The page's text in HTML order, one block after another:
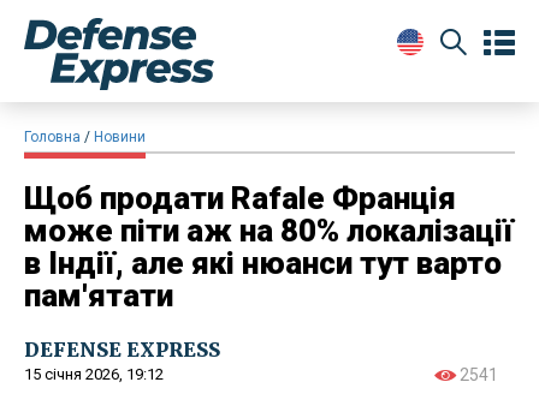
Головна Новини
Щоб продати Rafale Франція
може піти аж на 80% локалізації
в Індії, але які нюанси тут варто
пам'ятати
DEFENSE EXPRESS
15 січня 2026, 19:12 2541